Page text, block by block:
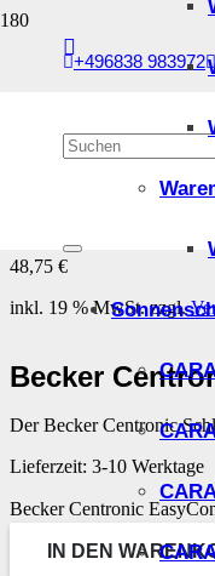
+496838 983972
Becker
48,75 €
inkl. 19 % MwSt. zzgl.
Becker
Der Becker Centronic
Lieferzeit: 3-10 Werktage
Becker Centronic
IN DEN